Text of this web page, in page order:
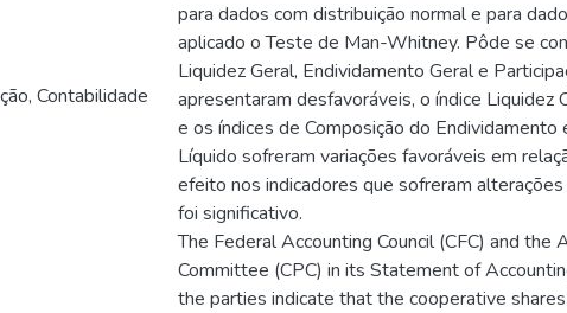
Contabilidade
para dados com distribuição normal e para
aplicado o Teste de Man-Whitney. Pôde se
Liquidez Geral, Endividamento Geral e
apresentaram desfavoráveis, o índice Liquidez
e os índices de Composição do
Líquido sofreram variações favoráveis em
efeito nos indicadores que sofreram
foi significativo.
The Federal Accounting Council (CFC) and the
Committee (CPC) in its Statement of
the parties indicate that the cooperative